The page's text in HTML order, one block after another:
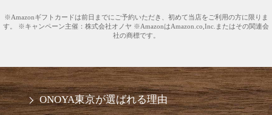
※Amazonギフトカードは前日までにご予約いただき、初めて当店をご利用の方に限りま
す。 ※キャンペーン主催：株式会社オノヤ ※AmazonはAmazon.co,Inc.またはその関連会
社の商標です。
ONOYA東京が選ばれる理由